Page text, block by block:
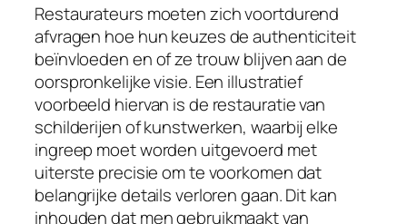
Restaurateurs moeten zich voortdurend
afvragen hoe hun keuzes de authenticiteit
beïnvloeden en of ze trouw blijven aan de
oorspronkelijke visie. Een illustratief
voorbeeld hiervan is de restauratie van
schilderijen of kunstwerken, waarbij elke
ingreep moet worden uitgevoerd met
uiterste precisie om te voorkomen dat
belangrijke details verloren gaan. Dit kan
inhouden dat men gebruikmaakt van